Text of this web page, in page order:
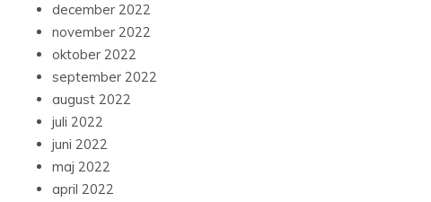
december 2022
november 2022
oktober 2022
september 2022
august 2022
juli 2022
juni 2022
maj 2022
april 2022